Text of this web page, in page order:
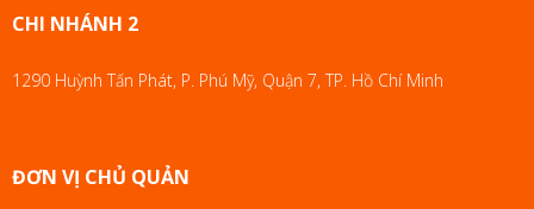
CHI NHÁNH 2
1290 Huỳnh Tấn Phát, P. Phú Mỹ, Quận 7, TP. Hồ Chí Minh
ĐƠN VỊ CHỦ QUẢN